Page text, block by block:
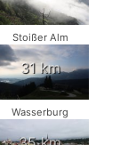
Stoißer Alm
31 km
Wasserburg